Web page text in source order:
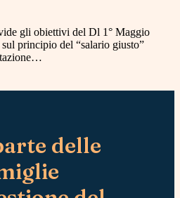
gli obiettivi del Dl 1° Maggio
principio del “salario giusto”
delle